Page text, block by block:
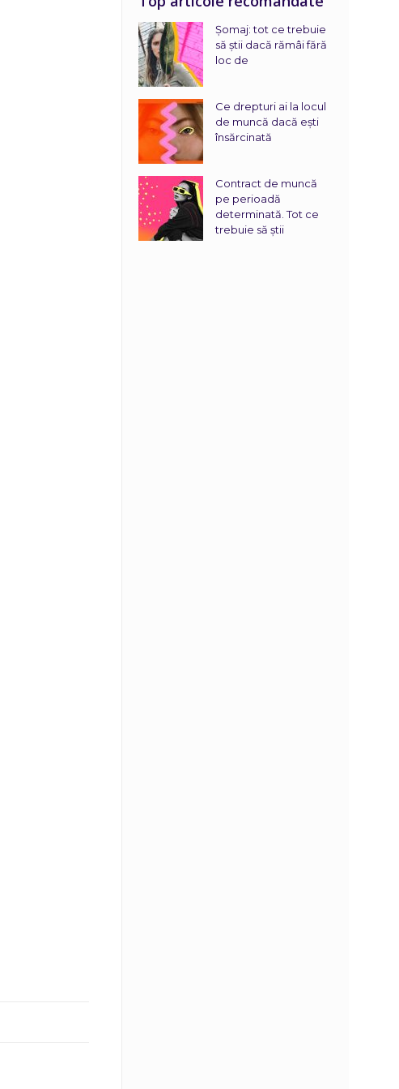
Șomaj: tot ce trebuie
să știi dacă rămâi fără
loc de
Ce drepturi ai la locul
de muncă dacă ești
însărcinată
Contract de muncă
pe perioadă
determinată. Tot ce
trebuie să știi